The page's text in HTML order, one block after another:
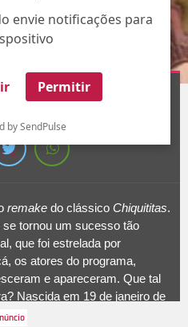
envie notificações para
Permitir
by SendPulse
TV Globo
/19
remake do clássico Chiquititas.
se tornou um sucesso tão
que foi estrelada por
os atores do programa,
e apareceram. Que tal
Nascida em 19 de janeiro de
a protagonista Mili na nova